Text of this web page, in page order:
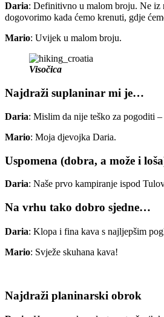
Daria: Definitivno u malom broju. Ne iz
dogovorimo kada ćemo krenuti, gdje
Mario: Uvijek u malom broju.
Visočica
Najdraži suplaninar mi je…
Daria: Mislim da nije teško za pogoditi
Mario: Moja djevojka Daria.
Uspomena (dobra, a može i
Daria: Naše prvo kampiranje ispod
Na vrhu tako dobro sjedne…
Daria: Klopa i fina kava s najljepšim
Mario: Svježe skuhana kava!
Najdraži planinarski obrok